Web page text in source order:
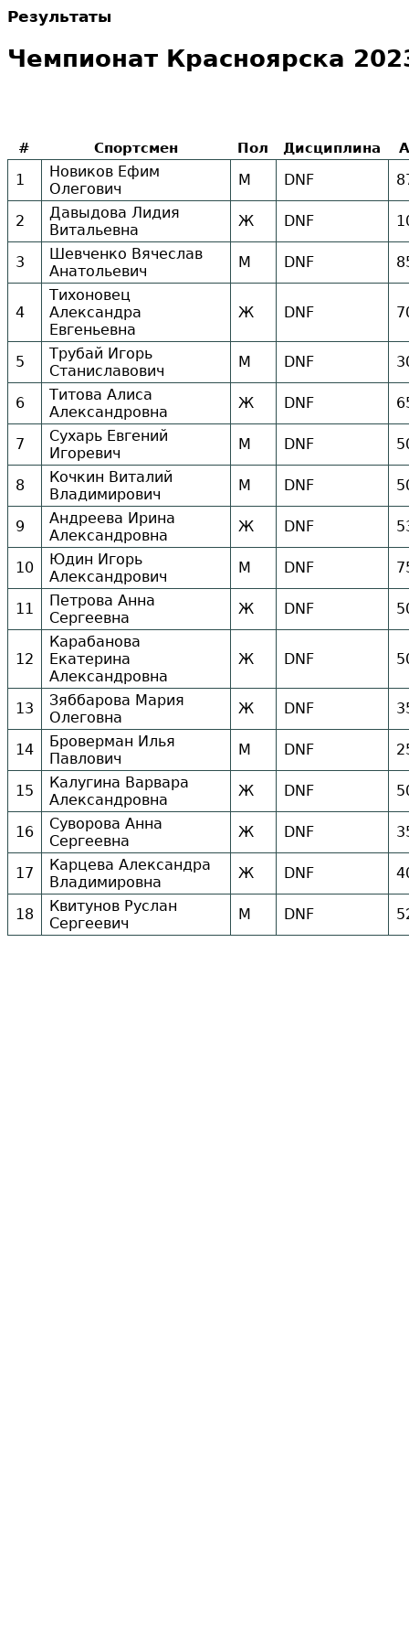
Результаты
Чемпионат Красноярска
# Спортсмен Пол Дисциплина
1
Новиков Ефим
Олегович
М DNF
2
Давыдова Лидия
Витальевна
Ж DNF
3
Шевченко Вячеслав
Анатольевич
М DNF
4
Тихоновец
Александра
Евгеньевна
Ж DNF
5
Трубай Игорь
Станиславович
М DNF
6
Титова Алиса
Александровна
Ж DNF
7
Сухарь Евгений
Игоревич
М DNF
8
Кочкин Виталий
Владимирович
М DNF
9
Андреева Ирина
Александровна
Ж DNF
10
Юдин Игорь
Александрович
М DNF
11
Петрова Анна
Сергеевна
Ж DNF
12
Карабанова
Екатерина
Александровна
Ж DNF
13
Зяббарова Мария
Олеговна
Ж DNF
14
Броверман Илья
Павлович
М DNF
15
Калугина Варвара
Александровна
Ж DNF
16
Суворова Анна
Сергеевна
Ж DNF
17
Карцева Александра
Владимировна
Ж DNF
18
Квитунов Руслан
Сергеевич
М DNF